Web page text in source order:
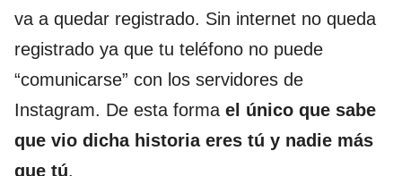
va a quedar registrado. Sin internet no queda
registrado ya que tu teléfono no puede
“comunicarse” con los servidores de
Instagram. De esta forma el único que sabe
que vio dicha historia eres tú y nadie más
que tú.